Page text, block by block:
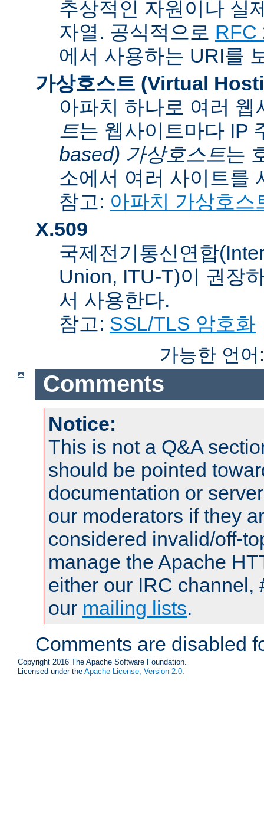
추상적인 자원이나 실
자열. 공식적으로 RFC
에서 사용하는 URI를
가상호스트 (Virtual
아파치 하나로 여러
트는 웹사이트마다 IP
based) 가상호스트는
소에서 여러 사이트를
참고: 아파치 가상호스
X.509
국제전기통신연합
Union, ITU-T)이 권장
서 사용한다.
참고: SSL/TLS 암호화
가능한 언
Comments
Notice:
This is not a Q&A
should be pointed
documentation or
our moderators if they
considered invalid/off-
manage the Apache
either our IRC channel,
our mailing lists.
Comments are disabled
Copyright 2016 The Apache Software Foundation.
Licensed under the Apache License, Version 2.0.